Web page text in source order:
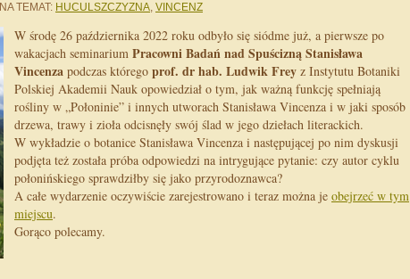
NA TEMAT: HUCULSZCZYZNA, VINCENZ
W środę 26 października 2022 roku odbyło się siódme już, a pierwsze po
wakacjach seminarium Pracowni Badań nad Spuścizną Stanisława
Vincenza podczas którego prof. dr hab. Ludwik Frey z Instytutu Botaniki
Polskiej Akademii Nauk opowiedział o tym, jak ważną funkcję spełniają
rośliny w „Połoninie” i innych utworach Stanisława Vincenza i w jaki sposób
drzewa, trawy i zioła odcisnęły swój ślad w jego dziełach literackich.
W wykładzie o botanice Stanisława Vincenza i następującej po nim dyskusji
podjęta też została próba odpowiedzi na intrygujące pytanie: czy autor cyklu
połonińskiego sprawdziłby się jako przyrodoznawca?
A całe wydarzenie oczywiście zarejestrowano i teraz można je obejrzeć w tym
miejscu.
Gorąco polecamy.